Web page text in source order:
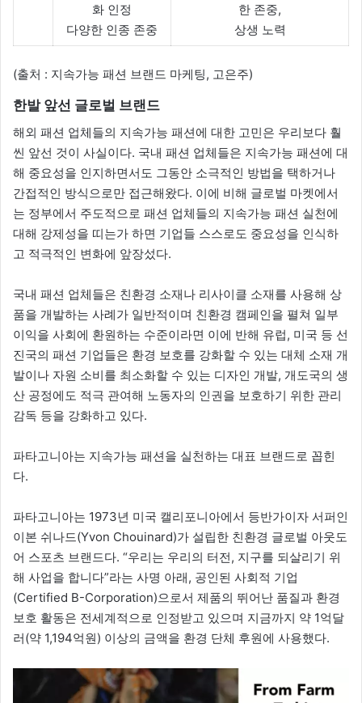
화 인정
다양한 인종 존중
한 존중,
상생 노력
(출처 : 지속가능 패션 브랜드 마케팅, 고은주)
한발 앞선 글로벌 브랜드
해외 패션 업체들의 지속가능 패션에 대한 고민은 우리보다 훨
씬 앞선 것이 사실이다. 국내 패션 업체들은 지속가능 패션에 대
해 중요성을 인지하면서도 그동안 소극적인 방법을 택하거나
간접적인 방식으로만 접근해왔다. 이에 비해 글로벌 마켓에서
는 정부에서 주도적으로 패션 업체들의 지속가능 패션 실천에
대해 강제성을 띠는가 하면 기업들 스스로도 중요성을 인식하
고 적극적인 변화에 앞장섰다.
국내 패션 업체들은 친환경 소재나 리사이클 소재를 사용해 상
품을 개발하는 사례가 일반적이며 친환경 캠페인을 펼쳐 일부
이익을 사회에 환원하는 수준이라면 이에 반해 유럽, 미국 등 선
진국의 패션 기업들은 환경 보호를 강화할 수 있는 대체 소재 개
발이나 자원 소비를 최소화할 수 있는 디자인 개발, 개도국의 생
산 공정에도 적극 관여해 노동자의 인권을 보호하기 위한 관리
감독 등을 강화하고 있다.
파타고니아는 지속가능 패션을 실천하는 대표 브랜드로 꼽힌
다.
파타고니아는 1973년 미국 캘리포니아에서 등반가이자 서퍼인
이본 쉬나드(Yvon Chouinard)가 설립한 친환경 글로벌 아웃도
어 스포츠 브랜드다. “우리는 우리의 터전, 지구를 되살리기 위
해 사업을 합니다”라는 사명 아래, 공인된 사회적 기업
(Certified B-Corporation)으로서 제품의 뛰어난 품질과 환경
보호 활동은 전세계적으로 인정받고 있으며 지금까지 약 1억달
러(약 1,194억원) 이상의 금액을 환경 단체 후원에 사용했다.